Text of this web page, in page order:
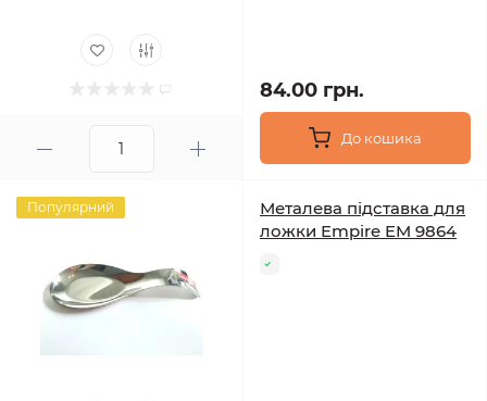
84.00 грн.
До кошика
Популярний
Металева підставка для
ложки Empire EM 9864